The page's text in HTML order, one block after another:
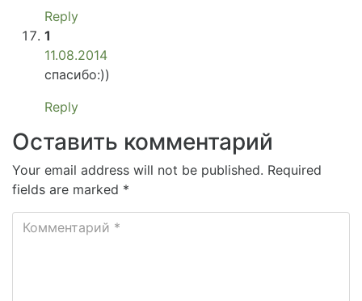
Reply
1
11.08.2014
спасибо:))
Reply
Оставить комментарий
Your email address will not be published. Required
fields are marked *